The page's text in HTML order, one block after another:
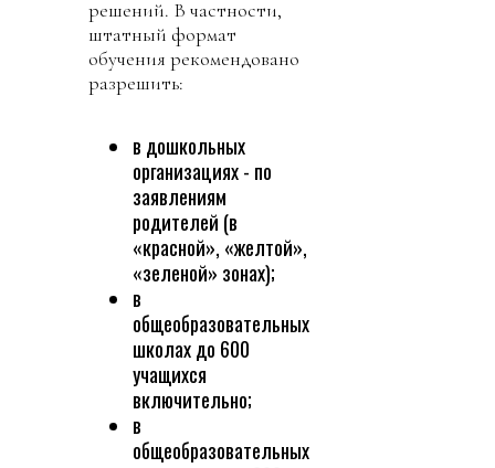
решений. В частности,
штатный формат
обучения рекомендовано
разрешить:
в дошкольных
организациях - по
заявлениям
родителей (в
«красной», «желтой»,
«зеленой» зонах);
в
общеобразовательных
школах до 600
учащихся
включительно;
в
общеобразовательных